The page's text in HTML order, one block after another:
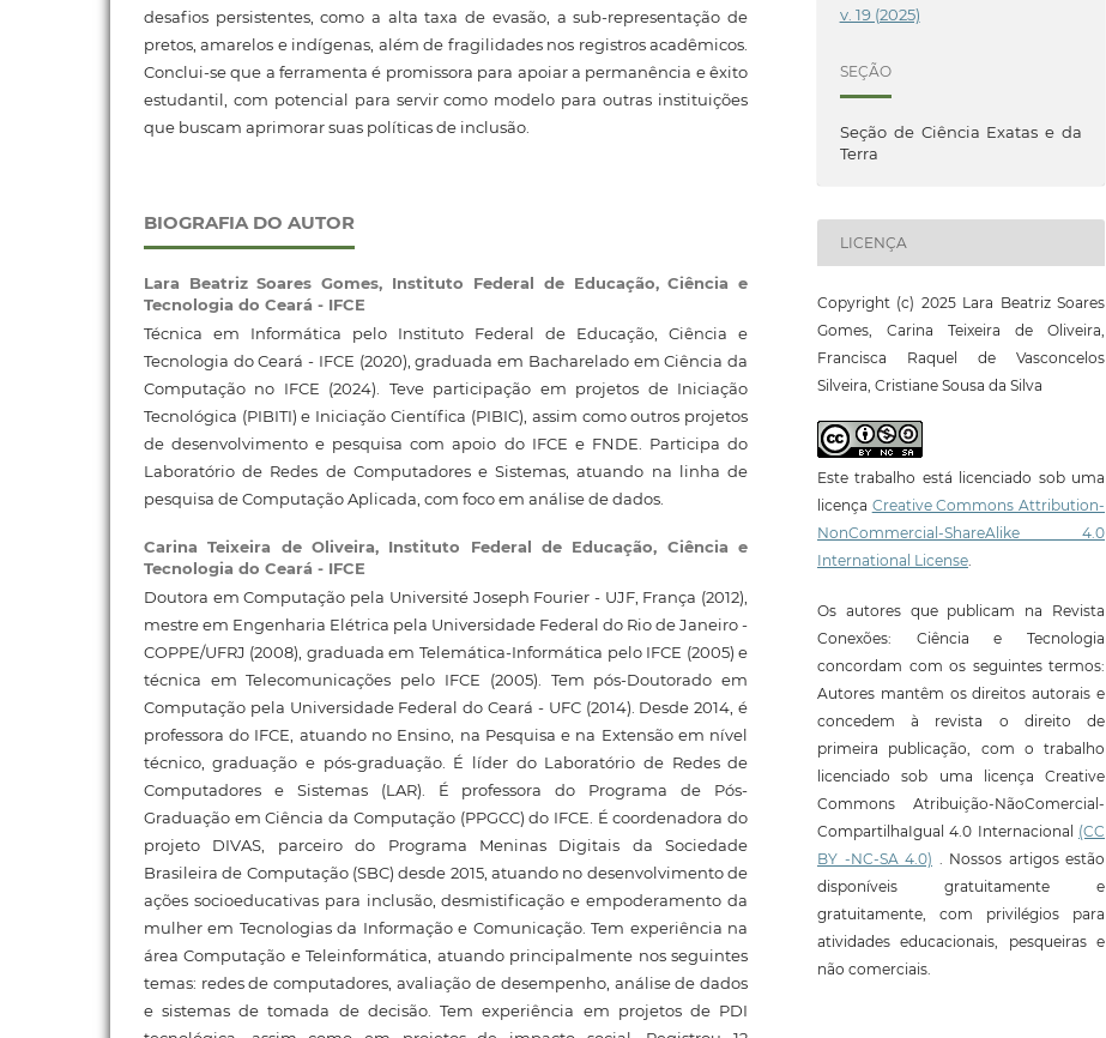
desafios persistentes, como a alta taxa de evasão, a sub-representação de
pretos, amarelos e indígenas, além de fragilidades nos registros acadêmicos.
Conclui-se que a ferramenta é promissora para apoiar a permanência e êxito
estudantil, com potencial para servir como modelo para outras instituições
que buscam aprimorar suas políticas de inclusão.
BIOGRAFIA DO AUTOR
Lara Beatriz Soares Gomes, Instituto Federal de Educação, Ciência e
Tecnologia do Ceará - IFCE
Técnica em Informática pelo Instituto Federal de Educação, Ciência e
Tecnologia do Ceará - IFCE (2020), graduada em Bacharelado em Ciência da
Computação no IFCE (2024). Teve participação em projetos de Iniciação
Tecnológica (PIBITI) e Iniciação Científica (PIBIC), assim como outros projetos
de desenvolvimento e pesquisa com apoio do IFCE e FNDE. Participa do
Laboratório de Redes de Computadores e Sistemas, atuando na linha de
pesquisa de Computação Aplicada, com foco em análise de dados.
Carina Teixeira de Oliveira, Instituto Federal de Educação, Ciência e
Tecnologia do Ceará - IFCE
Doutora em Computação pela Université Joseph Fourier - UJF, França (2012),
mestre em Engenharia Elétrica pela Universidade Federal do Rio de Janeiro -
COPPE/UFRJ (2008), graduada em Telemática-Informática pelo IFCE (2005) e
técnica em Telecomunicações pelo IFCE (2005). Tem pós-Doutorado em
Computação pela Universidade Federal do Ceará - UFC (2014). Desde 2014, é
professora do IFCE, atuando no Ensino, na Pesquisa e na Extensão em nível
técnico, graduação e pós-graduação. É líder do Laboratório de Redes de
Computadores e Sistemas (LAR). É professora do Programa de Pós-
Graduação em Ciência da Computação (PPGCC) do IFCE. É coordenadora do
projeto DIVAS, parceiro do Programa Meninas Digitais da Sociedade
Brasileira de Computação (SBC) desde 2015, atuando no desenvolvimento de
ações socioeducativas para inclusão, desmistificação e empoderamento da
mulher em Tecnologias da Informação e Comunicação. Tem experiência na
área Computação e Teleinformática, atuando principalmente nos seguintes
temas: redes de computadores, avaliação de desempenho, análise de dados
e sistemas de tomada de decisão. Tem experiência em projetos de PDI
v. 19 (2025)
SEÇÃO
Seção de Ciência Exatas e da
Terra
LICENÇA
Copyright (c) 2025 Lara Beatriz Soares
Gomes, Carina Teixeira de Oliveira,
Francisca Raquel de Vasconcelos
Silveira, Cristiane Sousa da Silva
Este trabalho está licenciado sob uma
licença Creative Commons Attribution-
NonCommercial-ShareAlike 4.0
International License.
Os autores que publicam na Revista
Conexões: Ciência e Tecnologia
concordam com os seguintes termos:
Autores mantêm os direitos autorais e
concedem à revista o direito de
primeira publicação, com o trabalho
licenciado sob uma licença Creative
Commons Atribuição-NãoComercial-
CompartilhaIgual 4.0 Internacional (CC
BY -NC-SA 4.0) . Nossos artigos estão
disponíveis gratuitamente e
gratuitamente, com privilégios para
atividades educacionais, pesqueiras e
não comerciais.